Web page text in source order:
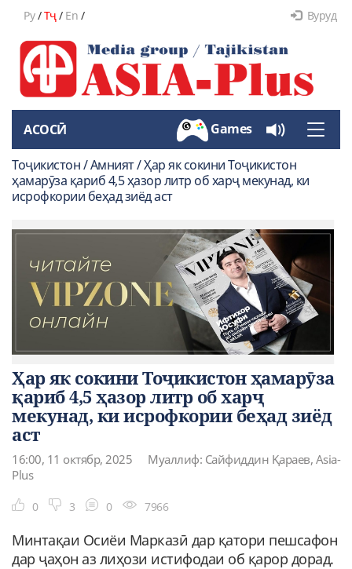
Ру/Тҷ/ En / Вуруд
Toggle
АСОСӢ Games
Тоҷикистон / Амният / Ҳар як сокини Тоҷикистон
ҳамарӯза қариб 4,5 ҳазор литр об харҷ мекунад, ки
исрофкории беҳад зиёд аст
Ҳар як сокини Тоҷикистон ҳамарӯза
қариб 4,5 ҳазор литр об харҷ
мекунад, ки исрофкории беҳад зиёд
аст
16:00, 11 октябр, 2025
Муаллиф: Сайфиддин Қараев, Asia-
Plus
0 3 0 7966
Минтақаи Осиёи Марказӣ дар қатори пешсафон
дар ҷаҳон аз лиҳози истифодаи об қарор дорад.